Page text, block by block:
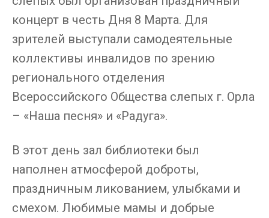
концерт в честь Дня 8 Марта. Для
зрителей выступали самодеятельные
коллективы инвалидов по зрению
регионального отделения
Всероссийского Общества слепых г. Орла
– «Наша песня» и «Радуга».
В этот день зал библиотеки был
наполнен атмосферой доброты,
праздничным ликованием, улыбками и
смехом. Любимые мамы и добрые